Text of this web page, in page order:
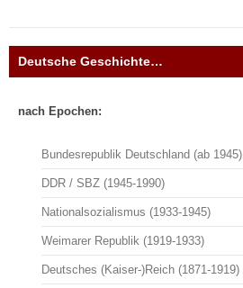
Deutsche Geschichte…
nach Epochen:
Bundesrepublik Deutschland (ab 1945)
DDR / SBZ (1945-1990)
Nationalsozialismus (1933-1945)
Weimarer Republik (1919-1933)
Deutsches (Kaiser-)Reich (1871-1919)